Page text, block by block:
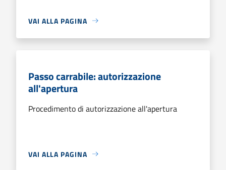
VAI ALLA PAGINA
Passo carrabile: autorizzazione
all'apertura
Procedimento di autorizzazione all'apertura
VAI ALLA PAGINA